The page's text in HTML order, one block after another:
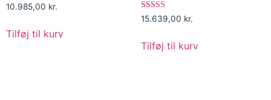
10.985,00 kr.
Tilføj til kurv
Vurderet
5.00
15.639,00 kr.
Tilføj til kurv